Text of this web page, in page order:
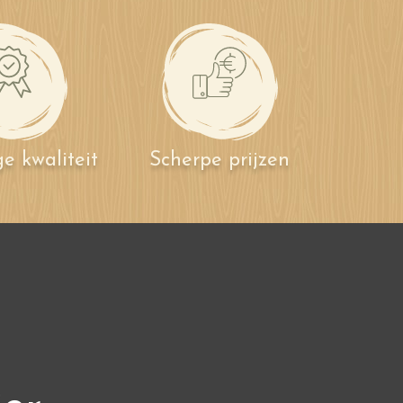
kwaliteit Scherpe prijzen